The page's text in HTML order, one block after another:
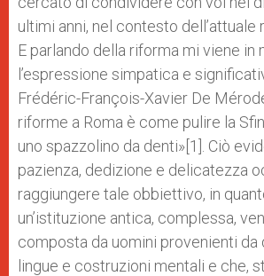
ultimi anni, nel contesto dell’attuale
E parlando della riforma mi viene in
l’espressione simpatica e
Frédéric-François-Xavier De
riforme a Roma è come pulire la
uno spazzolino da denti»[1]. Ciò
pazienza, dedizione e delicatezza
raggiungere tale obbiettivo, in
un’istituzione antica, complessa,
composta da uomini provenienti da
lingue e costruzioni mentali e che,